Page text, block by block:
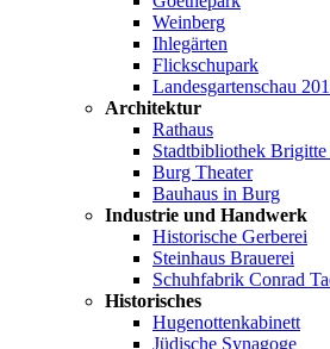
Weinberg
Ihlegärten
Flickschupark
Landesgartenschau
Architektur
Rathaus
Stadtbibliothek Brigitte
Burg Theater
Bauhaus in Burg
Industrie und Handwerk
Historische Gerberei
Steinhaus Brauerei
Schuhfabrik Conrad
Historisches
Hugenottenkabinett
Jüdische Synagoge